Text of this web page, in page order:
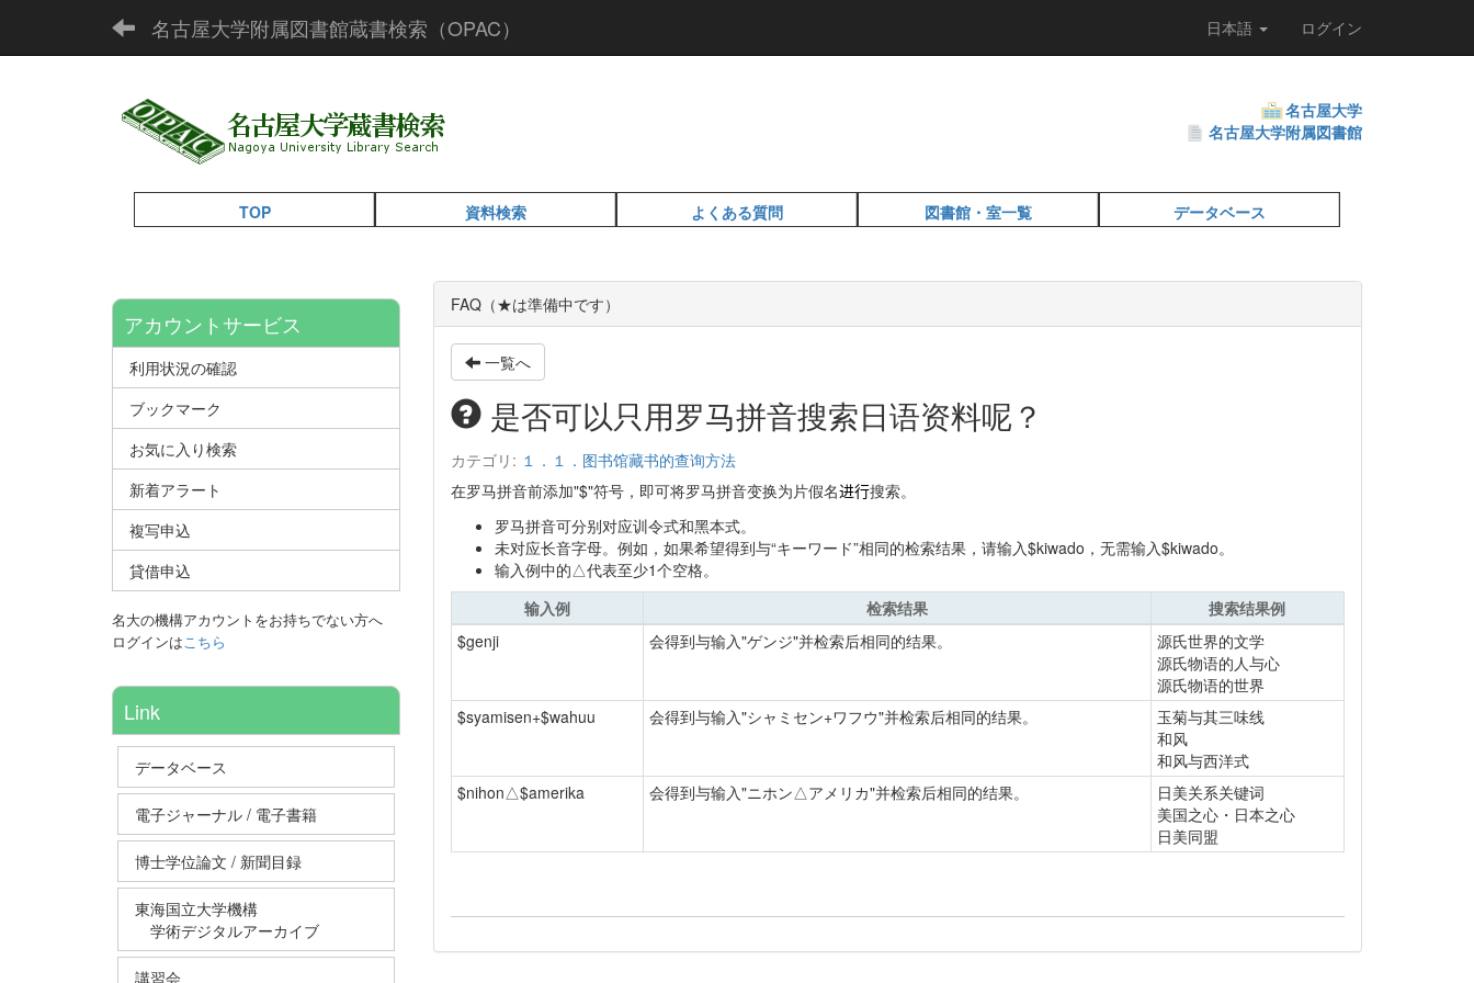
名古屋大学附属図書館蔵書検索（OPAC） 日本語 ログイン
名古屋大学
名古屋大学附属図書館
TOP 資料検索 よくある質問 図書館・室一覧 データベース
FAQ（★は準備中です）
一覧へ
是否可以只用罗马拼音搜索日语资料呢？
カテゴリ: １．１．图书馆藏书的查询方法
在罗马拼音前添加"$"符号，即可将罗马拼音变换为片假名进行搜索。
罗马拼音可分别对应训令式和黑本式。
未对应长音字母。例如，如果希望得到与“キーワード”相同的检索结果，请输入$kiwado，无需输入$kiwado。
输入例中的△代表至少1个空格。
输入例
检索结果
搜索结果例
$genji
会得到与输入"ゲンジ"并检索后相同的结果。
源氏世界的文学
源氏物语的人与心
源氏物语的世界
$syamisen+$wahuu
会得到与输入"シャミセン+ワフウ"并检索后相同的结果。
玉菊与其三味线
和风
和风与西洋式
$nihon△$amerika
会得到与输入"ニホン△アメリカ"并检索后相同的结果。
日美关系关键词
美国之心・日本之心
日美同盟
アカウントサービス
利用状況の確認
ブックマーク
お気に入り検索
新着アラート
複写申込
貸借申込
名大の機構アカウントをお持ちでない方へ
ログインはこちら
Link
データベース
電子ジャーナル / 電子書籍
博士学位論文 / 新聞目録
東海国立大学機構
学術デジタルアーカイブ
講習会